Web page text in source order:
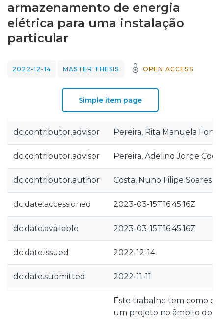
Statistics
armazenamento de energia
elétrica para uma instalação
particular
2022-12-14 MASTER THESIS OPEN ACCESS
Simple item page
dc.contributor.advisor Pereira, Rita Manuela
dc.contributor.advisor Pereira, Adelino Jorge
dc.contributor.author Costa, Nuno Filipe Soares
dc.date.accessioned 2023-03-15T16:45:16Z
dc.date.available 2023-03-15T16:45:16Z
dc.date.issued 2022-12-14
dc.date.submitted 2022-11-11
Este trabalho tem como
um projeto no âmbito do